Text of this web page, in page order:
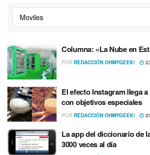
Columna: «La Nube en
POR REDACCIÓN OHMYGEEK!
El efecto Instagram llega
con objetivos especiales
POR REDACCIÓN OHMYGEEK!
La app del diccionario de
3000 veces al dí­a